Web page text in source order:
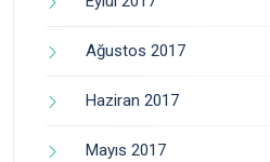
Ağustos 2017
Haziran 2017
Mayıs 2017